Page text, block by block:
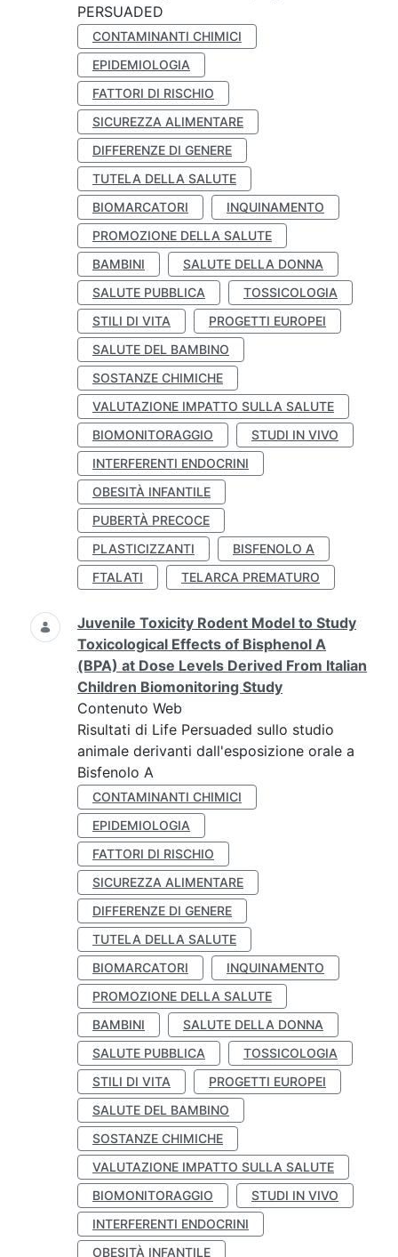
PERSUADED
CONTAMINANTI CHIMICI
EPIDEMIOLOGIA
FATTORI DI RISCHIO
SICUREZZA ALIMENTARE
DIFFERENZE DI GENERE
TUTELA DELLA SALUTE
BIOMARCATORI
INQUINAMENTO
PROMOZIONE DELLA SALUTE
BAMBINI
SALUTE DELLA DONNA
SALUTE PUBBLICA
TOSSICOLOGIA
STILI DI VITA
PROGETTI EUROPEI
SALUTE DEL BAMBINO
SOSTANZE CHIMICHE
VALUTAZIONE IMPATTO SULLA SALUTE
BIOMONITORAGGIO
STUDI IN VIVO
INTERFERENTI ENDOCRINI
OBESITÀ INFANTILE
PUBERTÀ PRECOCE
PLASTICIZZANTI
BISFENOLO A
FTALATI
TELARCA PREMATURO
Juvenile Toxicity Rodent Model to Study
Toxicological Effects of Bisphenol A
(BPA) at Dose Levels Derived From Italian
Children Biomonitoring Study
Contenuto Web
Risultati di Life Persuaded sullo studio
animale derivanti dall'esposizione orale a
Bisfenolo A
CONTAMINANTI CHIMICI
EPIDEMIOLOGIA
FATTORI DI RISCHIO
SICUREZZA ALIMENTARE
DIFFERENZE DI GENERE
TUTELA DELLA SALUTE
BIOMARCATORI
INQUINAMENTO
PROMOZIONE DELLA SALUTE
BAMBINI
SALUTE DELLA DONNA
SALUTE PUBBLICA
TOSSICOLOGIA
STILI DI VITA
PROGETTI EUROPEI
SALUTE DEL BAMBINO
SOSTANZE CHIMICHE
VALUTAZIONE IMPATTO SULLA SALUTE
BIOMONITORAGGIO
STUDI IN VIVO
INTERFERENTI ENDOCRINI
OBESITÀ INFANTILE